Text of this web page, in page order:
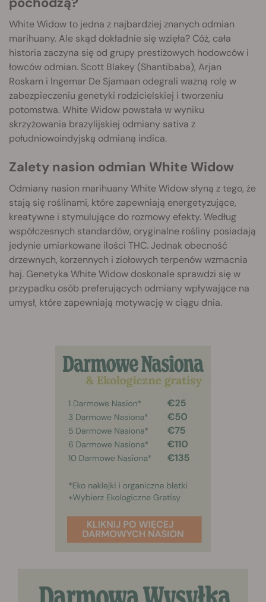
White Widow to jedna z najbardziej znanych odmian
marihuany. Ale skąd dokładnie się wzięła? Cóż, cała
historia zaczyna się od grupy prestiżowych hodowców i
łowców odmian. Scott Blakey (Shantibaba), Arjan
Roskam i Ingemar De Sjamaan odegrali ważną rolę w
zabezpieczeniu genetyki rodzicielskiej i tworzeniu
potomstwa. White Widow powstała w wyniku
skrzyżowania brazylijskiej odmiany sativa z
południowoindyjską odmianą indica.
Zalety nasion odmian White Widow
Odmiany nasion marihuany White Widow słyną z tego, że
stają się roślinami, które zapewniają energetyzujące,
kreatywne i stymulujące do rozmowy efekty. Według
współczesnych standardów, oryginalne rośliny posiadają
jedynie umiarkowane ilości THC. Jednak obecność
drzewnych, korzennych i ziołowych terpenów wzmacnia
haj. Genetyka White Widow doskonale sprawdzi się w
przypadku osób preferujących odmiany wpływające na
umysł, które zapewniają motywację w ciągu dnia.